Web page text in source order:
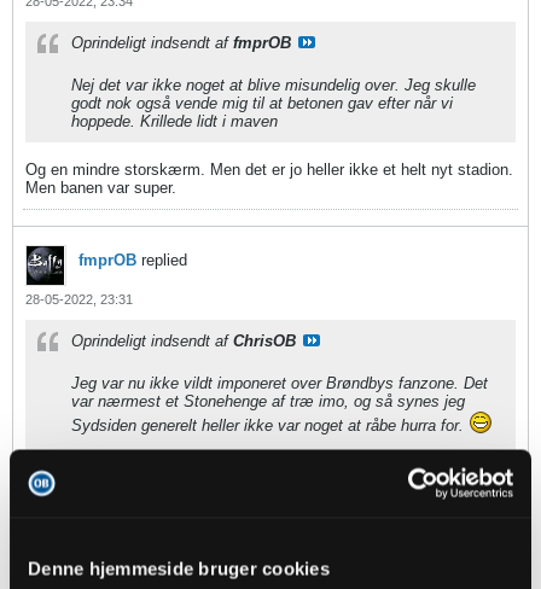
Denne hjemmeside bruger cookies
Oprindeligt indsendt af fmprOB
Nej det var ikke noget at blive misundelig over. Jeg skulle
godt nok også vende mig til at betonen gav efter når vi
hoppede. Krillede lidt i maven
Og en mindre storskærm. Men det er jo heller ikke et helt nyt stadion.
Men banen var super.
fmprOB replied
28-05-2022, 23:31
Oprindeligt indsendt af ChrisOB
Jeg var nu ikke vildt imponeret over Brøndbys fanzone. Det
var nærmest et Stonehenge af træ imo, og så synes jeg
Sydsiden generelt heller ikke var noget at råbe hurra for.